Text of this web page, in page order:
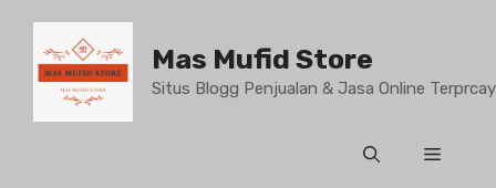
Mas Mufid Store
Situs Blogg Penjualan & Jasa Online